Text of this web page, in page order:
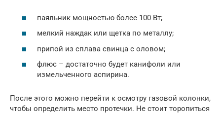
паяльник мощностью более 100 Вт;
мелкий наждак или щетка по металлу;
припой из сплава свинца с оловом;
флюс – достаточно будет канифоли или
измельченного аспирина.
После этого можно перейти к осмотру газовой колонки,
чтобы определить место протечки. Не стоит торопиться